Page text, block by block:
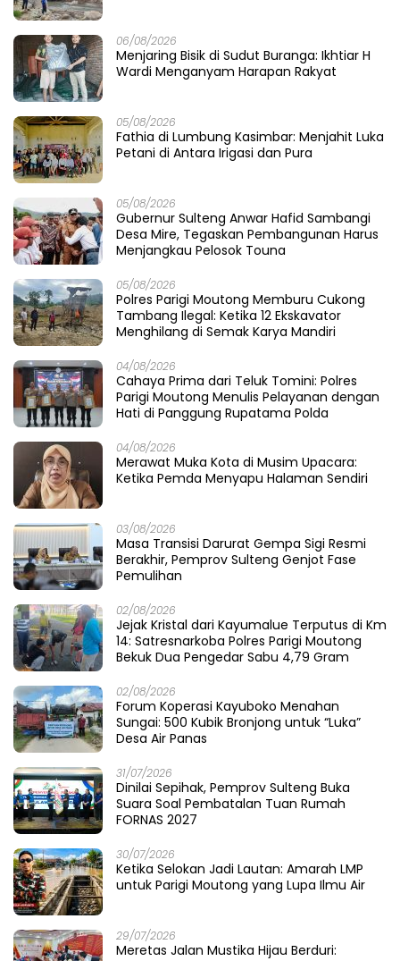
06/08/2026
Menjaring Bisik di Sudut Buranga: Ikhtiar H
Wardi Menganyam Harapan Rakyat
05/08/2026
Fathia di Lumbung Kasimbar: Menjahit Luka
Petani di Antara Irigasi dan Pura
05/08/2026
Gubernur Sulteng Anwar Hafid Sambangi
Desa Mire, Tegaskan Pembangunan Harus
Menjangkau Pelosok Touna
05/08/2026
Polres Parigi Moutong Memburu Cukong
Tambang Ilegal: Ketika 12 Ekskavator
Menghilang di Semak Karya Mandiri
04/08/2026
Cahaya Prima dari Teluk Tomini: Polres
Parigi Moutong Menulis Pelayanan dengan
Hati di Panggung Rupatama Polda
04/08/2026
Merawat Muka Kota di Musim Upacara:
Ketika Pemda Menyapu Halaman Sendiri
03/08/2026
Masa Transisi Darurat Gempa Sigi Resmi
Berakhir, Pemprov Sulteng Genjot Fase
Pemulihan
02/08/2026
Jejak Kristal dari Kayumalue Terputus di Km
14: Satresnarkoba Polres Parigi Moutong
Bekuk Dua Pengedar Sabu 4,79 Gram
02/08/2026
Forum Koperasi Kayuboko Menahan
Sungai: 500 Kubik Bronjong untuk “Luka”
Desa Air Panas
31/07/2026
Dinilai Sepihak, Pemprov Sulteng Buka
Suara Soal Pembatalan Tuan Rumah
FORNAS 2027
30/07/2026
Ketika Selokan Jadi Lautan: Amarah LMP
untuk Parigi Moutong yang Lupa Ilmu Air
29/07/2026
Meretas Jalan Mustika Hijau Berduri: